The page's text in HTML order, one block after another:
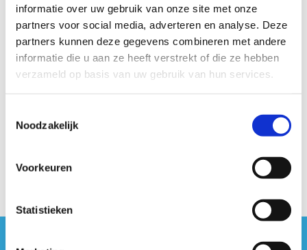
informatie over uw gebruik van onze site met onze
partners voor social media, adverteren en analyse. Deze
partners kunnen deze gegevens combineren met andere
informatie die u aan ze heeft verstrekt of die ze hebben
verzameld op basis van uw gebruik van hun services.
Noodzakelijk
Voorkeuren
Statistieken
ESHR test audio protocol
Kegels of potjes